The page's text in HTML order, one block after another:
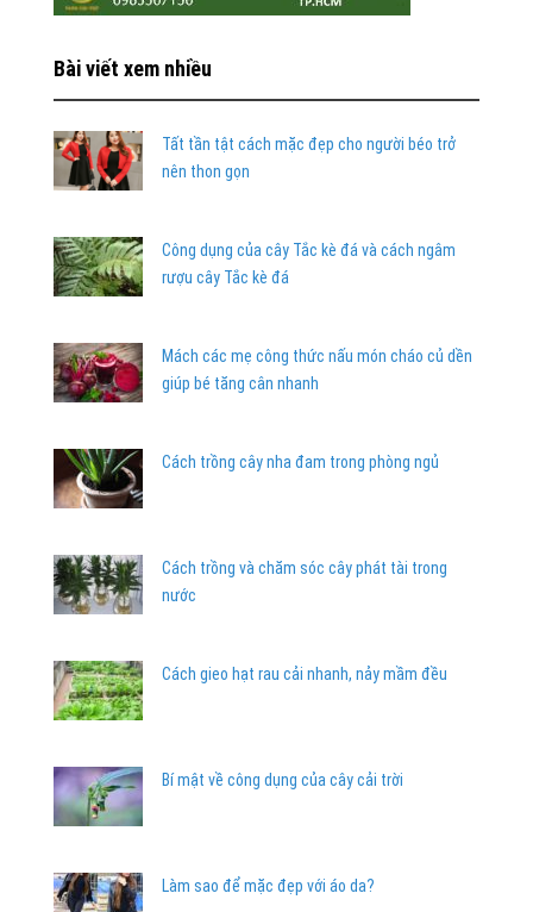
Bài viết xem nhiều
Tất tần tật cách mặc đẹp cho người béo trở
nên thon gọn
Công dụng của cây Tắc kè đá và cách ngâm
rượu cây Tắc kè đá
Mách các mẹ công thức nấu món cháo củ dền
giúp bé tăng cân nhanh
Cách trồng cây nha đam trong phòng ngủ
Cách trồng và chăm sóc cây phát tài trong
nước
Cách gieo hạt rau cải nhanh, nảy mầm đều
Bí mật về công dụng của cây cải trời
Làm sao để mặc đẹp với áo da?